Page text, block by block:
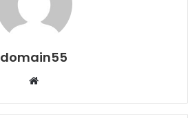
domain55
Web